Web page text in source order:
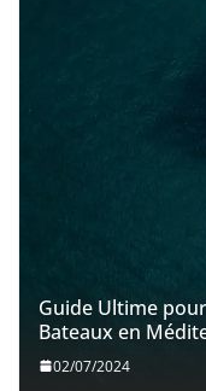
Guide Ultime
Bateaux en
02/07/2024